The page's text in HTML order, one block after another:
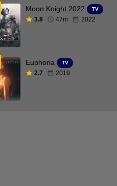
Comedia
Coreano
Danes
Deporte
Moon Knight 2022 TV
3.8 47m 2022
Euphoria TV
2.7 2019